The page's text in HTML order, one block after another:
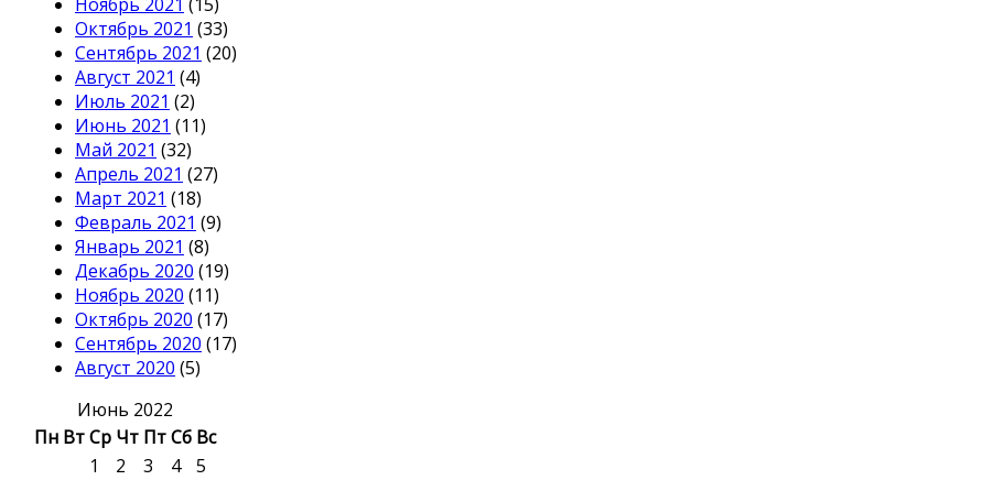
Ноябрь 2021 (15)
Октябрь 2021 (33)
Сентябрь 2021 (20)
Август 2021 (4)
Июль 2021 (2)
Июнь 2021 (11)
Май 2021 (32)
Апрель 2021 (27)
Март 2021 (18)
Февраль 2021 (9)
Январь 2021 (8)
Декабрь 2020 (19)
Ноябрь 2020 (11)
Октябрь 2020 (17)
Сентябрь 2020 (17)
Август 2020 (5)
Июнь 2022
Пн ВтСр Чт ПтСб Вс
1
2 3 4
5